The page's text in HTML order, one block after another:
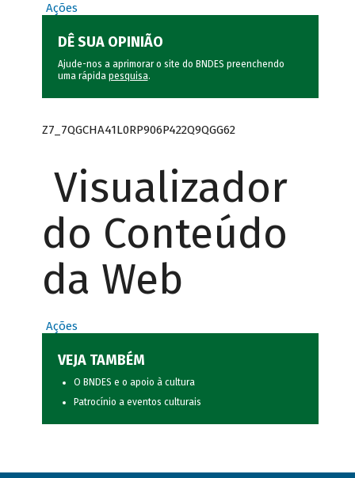
Ações
DÊ SUA OPINIÃO
Ajude-nos a aprimorar o site do BNDES preenchendo
uma rápida pesquisa.
Z7_7QGCHA41L0RP906P422Q9QGG62
Visualizador
do Conteúdo
da Web
Ações
VEJA TAMBÉM
O BNDES e o apoio à cultura
Patrocínio a eventos culturais